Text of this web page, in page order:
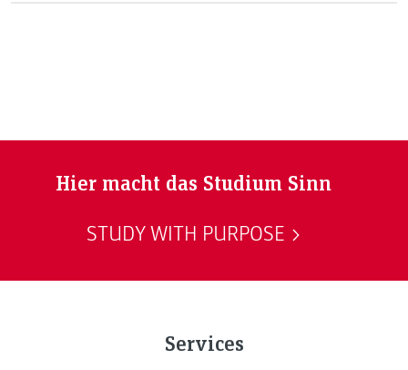
Hier macht das Studium Sinn
STUDY WITH PURPOSE
Services